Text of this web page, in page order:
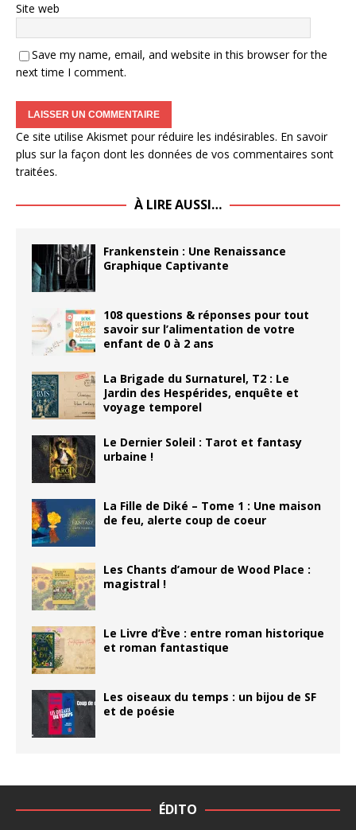
Site web
Save my name, email, and website in this browser for the
next time I comment.
Ce site utilise Akismet pour réduire les indésirables. En savoir
plus sur la façon dont les données de vos commentaires sont
traitées.
À LIRE AUSSI…
Frankenstein : Une Renaissance
Graphique Captivante
108 questions & réponses pour tout
savoir sur l’alimentation de votre
enfant de 0 à 2 ans
La Brigade du Surnaturel, T2 : Le
Jardin des Hespérides, enquête et
voyage temporel
Le Dernier Soleil : Tarot et fantasy
urbaine !
La Fille de Diké – Tome 1 : Une maison
de feu, alerte coup de coeur
Les Chants d’amour de Wood Place :
magistral !
Le Livre d’Ève : entre roman historique
et roman fantastique
Les oiseaux du temps : un bijou de SF
et de poésie
ÉDITO